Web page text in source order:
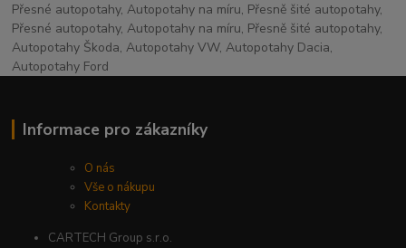
Přesné autopotahy, Autopotahy na míru, Přesně šité autopotahy,
Přesné autopotahy, Autopotahy na míru, Přesně šité autopotahy,
Autopotahy Škoda, Autopotahy VW, Autopotahy Dacia,
Autopotahy Ford
Informace pro zákazníky
O nás
Vše o nákupu
Kontakty
CARTECH Group s.r.o.